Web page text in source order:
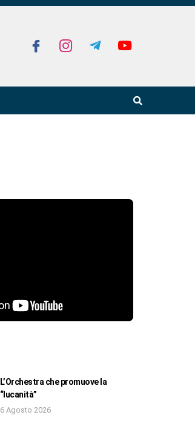
L’Orchestra che promuove la
“lucanità”
6 Agosto 2026